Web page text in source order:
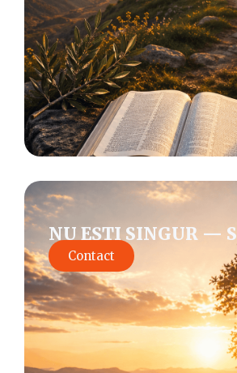
NU EȘTI SINGUR —
Contact